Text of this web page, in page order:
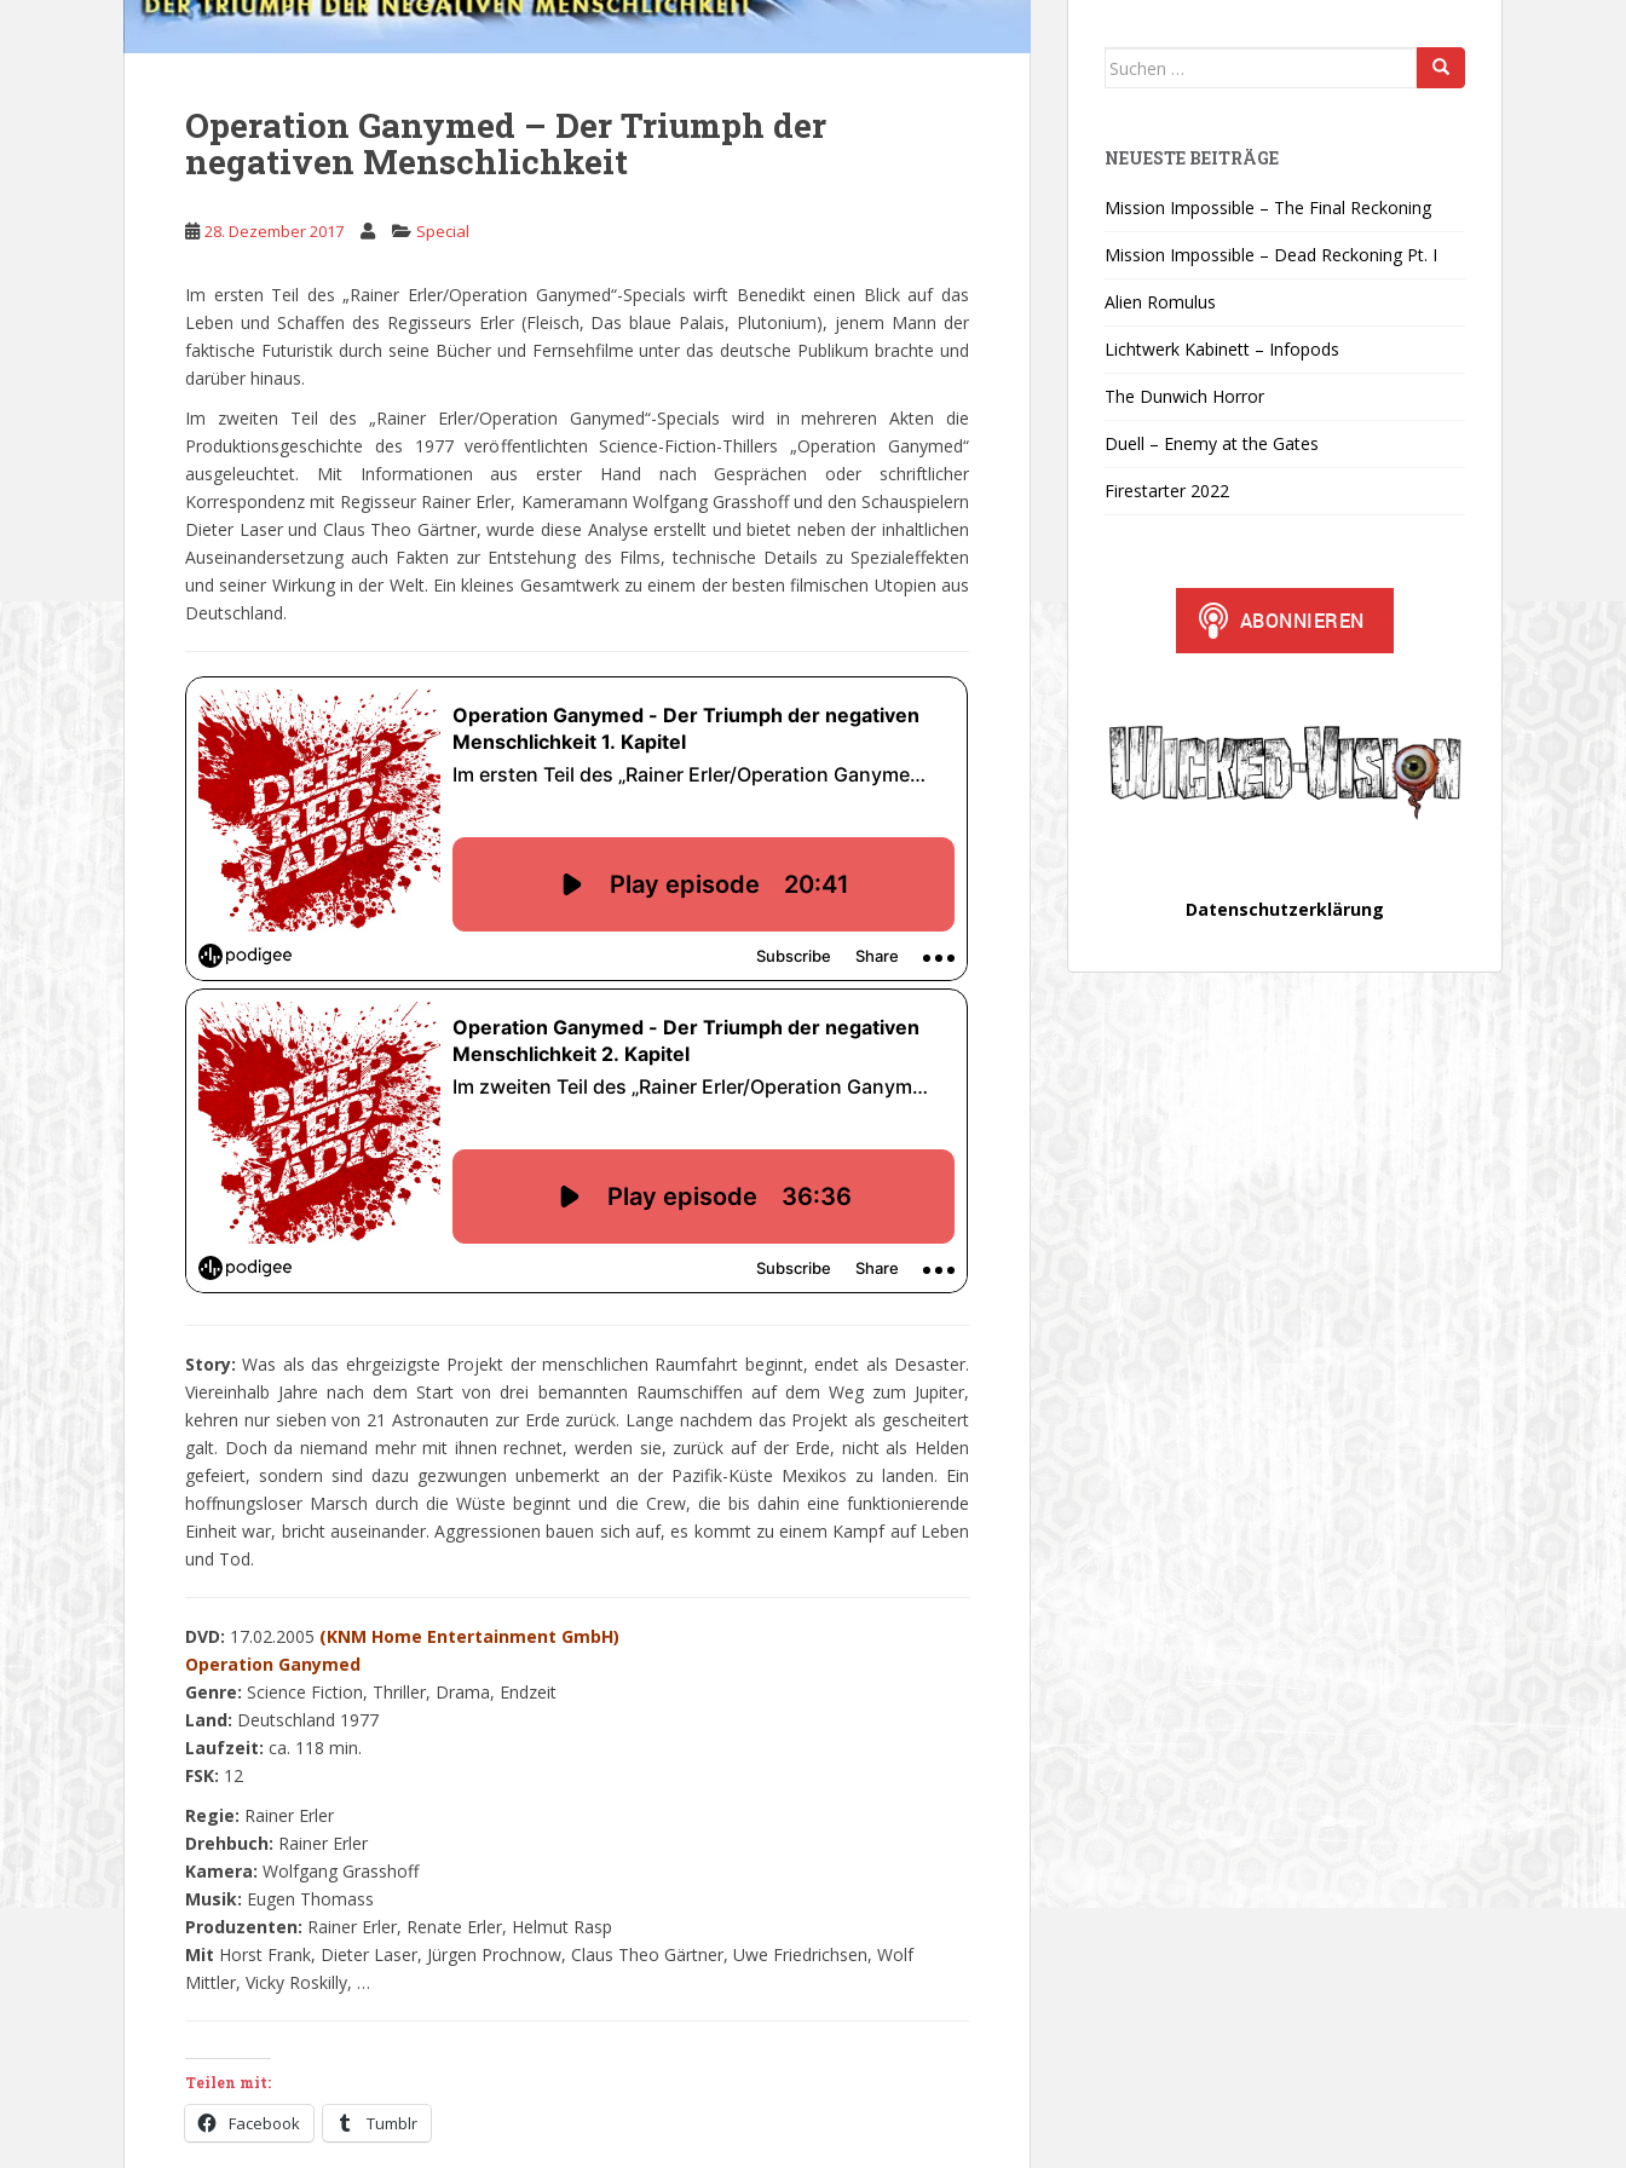
Operation Ganymed – Der Triumph der
negativen Menschlichkeit
28. Dezember 2017 Special
Im ersten Teil des „Rainer Erler/Operation Ganymed“-Specials wirft Benedikt einen Blick auf das
Leben und Schaffen des Regisseurs Erler (Fleisch, Das blaue Palais, Plutonium), jenem Mann der
faktische Futuristik durch seine Bücher und Fernsehfilme unter das deutsche Publikum brachte und
darüber hinaus.
Im zweiten Teil des „Rainer Erler/Operation Ganymed“-Specials wird in mehreren Akten die
Produktionsgeschichte des 1977 veröffentlichten Science-Fiction-Thillers „Operation Ganymed“
ausgeleuchtet. Mit Informationen aus erster Hand nach Gesprächen oder schriftlicher
Korrespondenz mit Regisseur Rainer Erler, Kameramann Wolfgang Grasshoff und den Schauspielern
Dieter Laser und Claus Theo Gärtner, wurde diese Analyse erstellt und bietet neben der inhaltlichen
Auseinandersetzung auch Fakten zur Entstehung des Films, technische Details zu Spezialeffekten
und seiner Wirkung in der Welt. Ein kleines Gesamtwerk zu einem der besten filmischen Utopien aus
Deutschland.
Story: Was als das ehrgeizigste Projekt der menschlichen Raumfahrt beginnt, endet als Desaster.
Viereinhalb Jahre nach dem Start von drei bemannten Raumschiffen auf dem Weg zum Jupiter,
kehren nur sieben von 21 Astronauten zur Erde zurück. Lange nachdem das Projekt als gescheitert
galt. Doch da niemand mehr mit ihnen rechnet, werden sie, zurück auf der Erde, nicht als Helden
gefeiert, sondern sind dazu gezwungen unbemerkt an der Pazifik-Küste Mexikos zu landen. Ein
hoffnungsloser Marsch durch die Wüste beginnt und die Crew, die bis dahin eine funktionierende
Einheit war, bricht auseinander. Aggressionen bauen sich auf, es kommt zu einem Kampf auf Leben
und Tod.
DVD: 17.02.2005 (KNM Home Entertainment GmbH)
Operation Ganymed
Genre: Science Fiction, Thriller, Drama, Endzeit
Land: Deutschland 1977
Laufzeit: ca. 118 min.
FSK: 12
Regie: Rainer Erler
Drehbuch: Rainer Erler
Kamera: Wolfgang Grasshoff
Musik: Eugen Thomass
Produzenten: Rainer Erler, Renate Erler, Helmut Rasp
Mit Horst Frank, Dieter Laser, Jürgen Prochnow, Claus Theo Gärtner, Uwe Friedrichsen, Wolf
Mittler, Vicky Roskilly, …
Teilen mit:
Facebook Tumblr
Suchen
NEUESTE BEITRÄGE
Mission Impossible – The Final Reckoning
Mission Impossible – Dead Reckoning Pt. I
Alien Romulus
Lichtwerk Kabinett – Infopods
The Dunwich Horror
Duell – Enemy at the Gates
Firestarter 2022
Datenschutzerklärung